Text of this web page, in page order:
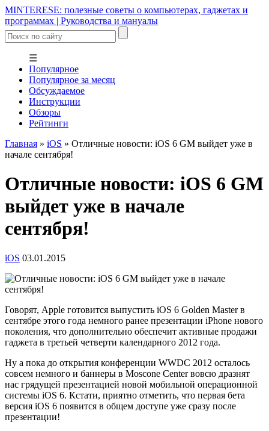
MINTERESE: полезные советы о компьютерах, гаджетах и
программах | Руководства и мануалы
☰
Популярное
Популярное за месяц
Обсуждаемое
Инструкции
Обзоры
Рейтинги
Главная » iOS » Отличные новости: iOS 6 GM выйдет уже в
начале сентября!
Отличные новости: iOS 6 GM
выйдет уже в начале
сентября!
iOS 03.01.2015
Говорят, Apple готовится выпустить iOS 6 Golden Master в
сентябре этого года немного ранее презентации iPhone нового
поколения, что дополнительно обеспечит активные продажи
гаджета в третьей четверти календарного 2012 года.
Ну а пока до открытия конференции WWDC 2012 осталось
совсем немного и баннеры в Moscone Center вовсю дразнят
нас грядущей презентацией новой мобильной операционной
системы iOS 6. Кстати, приятно отметить, что первая бета
версия iOS 6 появится в общем доступе уже сразу после
презентации!